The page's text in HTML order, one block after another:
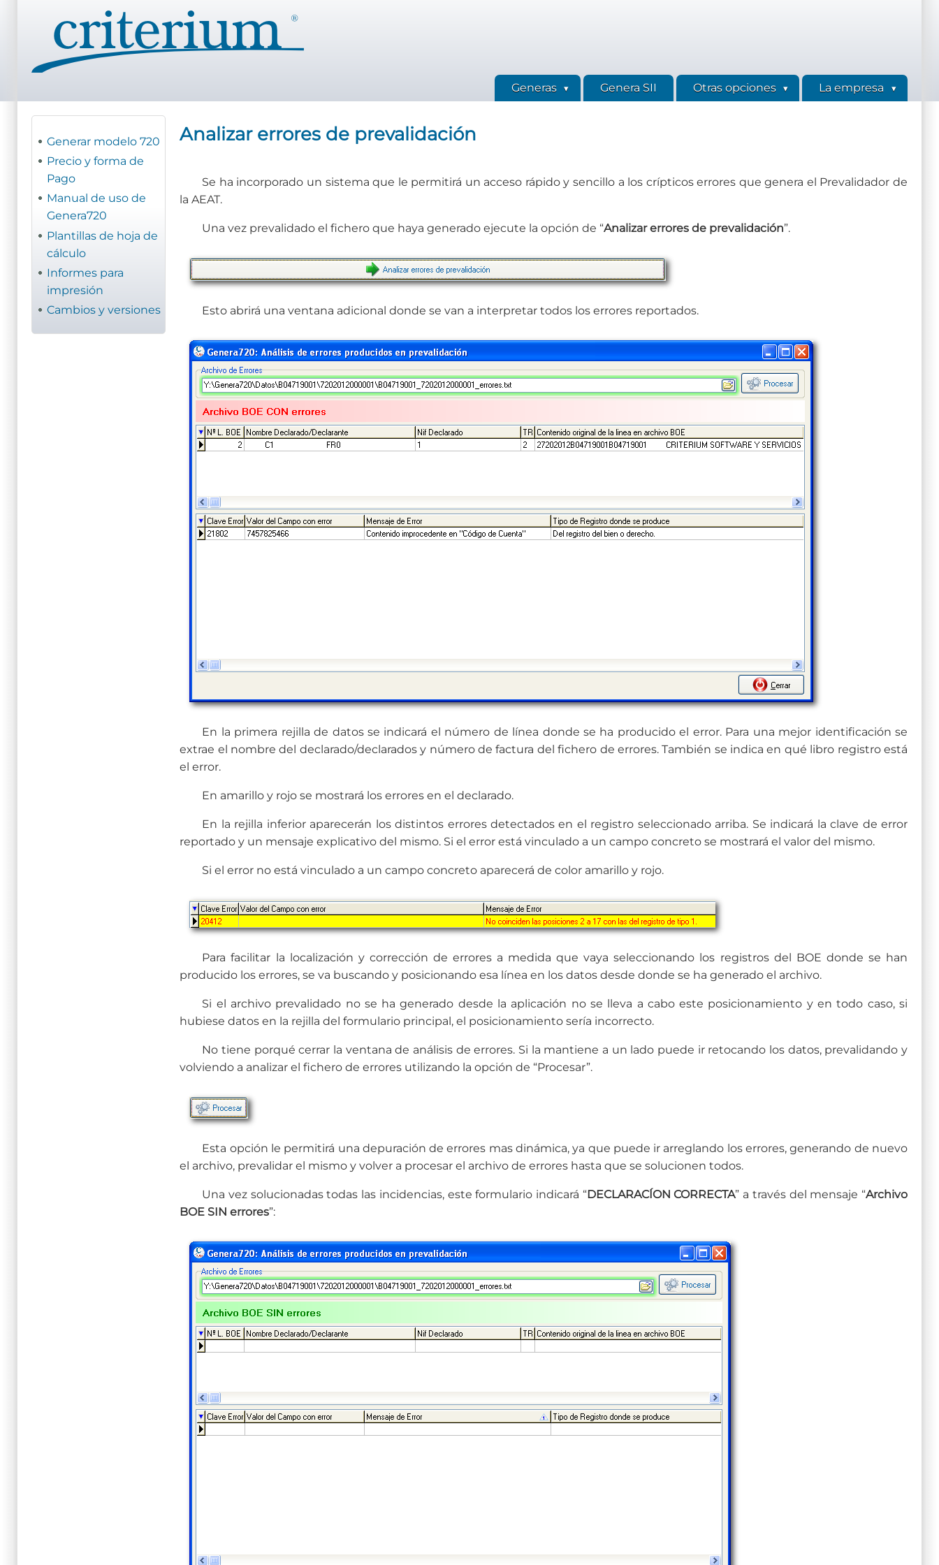
contenido
principal
Generas Genera SII Otras opciones La empresa
Generar modelo 720
Precio y forma de
Pago
Manual de uso de
Genera720
Plantillas de hoja de
cálculo
Informes para
impresión
Cambios y versiones
Analizar errores de prevalidación
Se ha incorporado un sistema que le permitirá un acceso rápido y sencillo a los crípticos errores que genera el Prevalidador de
la AEAT.
Una vez prevalidado el fichero que haya generado ejecute la opción de “Analizar errores de prevalidación”.
Esto abrirá una ventana adicional donde se van a interpretar todos los errores reportados.
En la primera rejilla de datos se indicará el número de línea donde se ha producido el error. Para una mejor identificación se
extrae el nombre del declarado/declarados y número de factura del fichero de errores. También se indica en qué libro registro está
el error.
En amarillo y rojo se mostrará los errores en el declarado.
En la rejilla inferior aparecerán los distintos errores detectados en el registro seleccionado arriba. Se indicará la clave de error
reportado y un mensaje explicativo del mismo. Si el error está vinculado a un campo concreto se mostrará el valor del mismo.
Si el error no está vinculado a un campo concreto aparecerá de color amarillo y rojo.
Para facilitar la localización y corrección de errores a medida que vaya seleccionando los registros del BOE donde se han
producido los errores, se va buscando y posicionando esa línea en los datos desde donde se ha generado el archivo.
Si el archivo prevalidado no se ha generado desde la aplicación no se lleva a cabo este posicionamiento y en todo caso, si
hubiese datos en la rejilla del formulario principal, el posicionamiento sería incorrecto.
No tiene porqué cerrar la ventana de análisis de errores. Si la mantiene a un lado puede ir retocando los datos, prevalidando y
volviendo a analizar el fichero de errores utilizando la opción de “Procesar”.
Esta opción le permitirá una depuración de errores mas dinámica, ya que puede ir arreglando los errores, generando de nuevo
el archivo, prevalidar el mismo y volver a procesar el archivo de errores hasta que se solucionen todos.
Una vez solucionadas todas las incidencias, este formulario indicará “DECLARACÍON CORRECTA” a través del mensaje “Archivo
BOE SIN errores”: